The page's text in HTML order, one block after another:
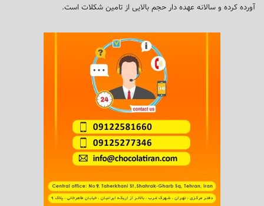
آورده کرده و سالانه عهده دار حجم بالایی از تامین شکلات است.